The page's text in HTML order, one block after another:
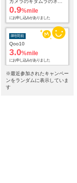
0.9%mile
にお申し込みがありました
8時間前
Qoo10
3.0%mile
にお申し込みがありました
8時間前
※最近参加されたキャンペー
ンをランダムに表示していま
す